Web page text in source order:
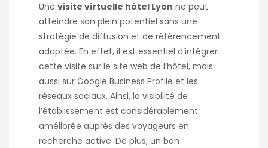
Une visite virtuelle hôtel Lyon ne peut
atteindre son plein potentiel sans une
stratégie de diffusion et de référencement
adaptée. En effet, il est essentiel d’intégrer
cette visite sur le site web de l’hôtel, mais
aussi sur Google Business Profile et les
réseaux sociaux. Ainsi, la visibilité de
l’établissement est considérablement
améliorée auprès des voyageurs en
recherche active. De plus, un bon